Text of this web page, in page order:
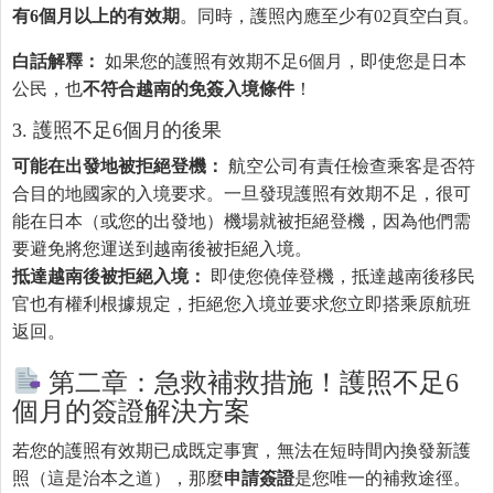
有6個月以上的有效期 。同時，護照內應至少有02頁空白頁。
白話解釋： 如果您的護照有效期不足6個月，即使您是日本
公民，也不符合越南的免簽入境條件！
3. 護照不足6個月的後果
可能在出發地被拒絕登機 ： 航空公司有責任檢查乘客是否符
合目的地國家的入境要求。一旦發現護照有效期不足，很可
能在日本（或您的出發地）機場就被拒絕登機，因為他們需
要避免將您運送到越南後被拒絕入境。
抵達越南後被拒絕入境：
即使您僥倖登機，抵達越南後移民
官也有權利根據規定，拒絕您入境並要求您立即搭乘原航班
返回。
第二章：急救補救措施！護照不足6
個月的簽證解決方案
若您的護照有效期已成既定事實，無法在短時間內換發新護
照（這是治本之道），那麼申請簽證是您唯一的補救途徑。